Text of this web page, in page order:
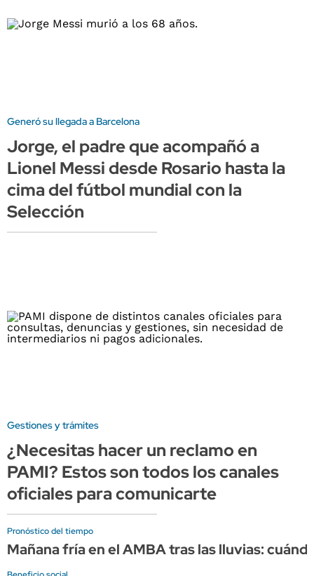
Generó su llegada a Barcelona
Jorge, el padre que acompañó a
Lionel Messi desde Rosario hasta la
cima del fútbol mundial con la
Selección
Gestiones y trámites
¿Necesitas hacer un reclamo en
PAMI? Estos son todos los canales
oficiales para comunicarte
Pronóstico del tiempo
Mañana fría en el AMBA tras las lluvias: